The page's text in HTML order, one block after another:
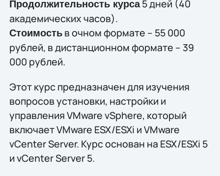
Продолжительность курса5 дней (40
академических часов).
Стоимостьв очном формате – 55 000
рублей, в дистанционном формате – 39
000 рублей.
Этот курс предназначен для изучения
вопросов установки, настройки и
управления VMware vSphere, который
включает VMware ESX/ESXi и VMware
vCenter Server. Курс основан на ESX/ESXi 5
и vCenter Server 5.